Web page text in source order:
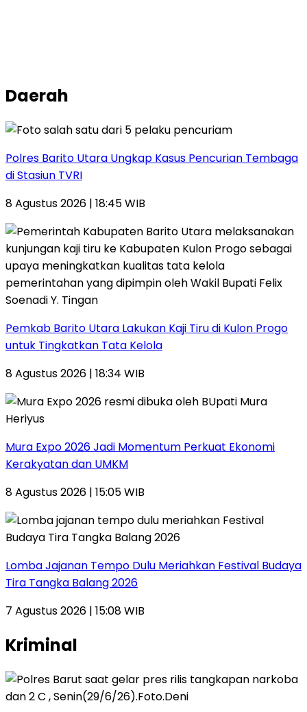
Daerah
Polres Barito Utara Ungkap Kasus Pencurian Tembaga
di Stasiun TVRI
8 Agustus 2026 | 18:45 WIB
Pemkab Barito Utara Lakukan Kaji Tiru di Kulon Progo
untuk Tingkatkan Tata Kelola
8 Agustus 2026 | 18:34 WIB
Mura Expo 2026 Jadi Momentum Perkuat Ekonomi
Kerakyatan dan UMKM
8 Agustus 2026 | 15:05 WIB
Lomba Jajanan Tempo Dulu Meriahkan Festival Budaya
Tira Tangka Balang 2026
7 Agustus 2026 | 15:08 WIB
Kriminal